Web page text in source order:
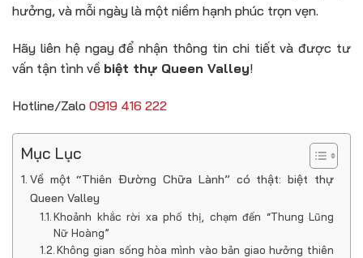
hưởng, và mỗi ngày là một niềm hạnh phúc trọn vẹn.
Hãy liên hệ ngay để nhận thông tin chi tiết và được tư
vấn tận tình về biệt thự Queen Valley!
Hotline/Zalo 0919 416 222
Mục Lục
Về một “Thiên Đường Chữa Lành” có thật: biệt thự
Queen Valley
Khoảnh khắc rời xa phố thị, chạm đến “Thung Lũng
Nữ Hoàng”
Không gian sống hòa mình vào bản giao hưởng thiên